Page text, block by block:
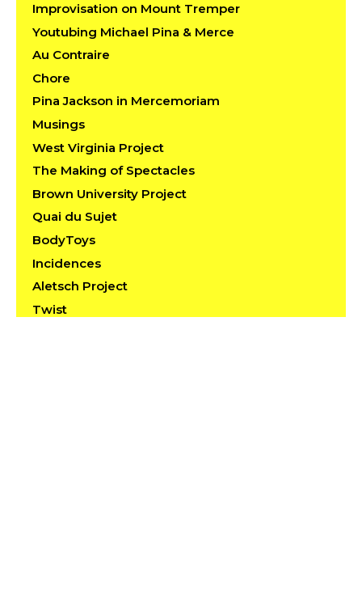
Improvisation on Mount Tremper
Youtubing Michael Pina & Merce
Au Contraire
Chore
Pina Jackson in Mercemoriam
Musings
West Virginia Project
The Making of Spectacles
Brown University Project
Quai du Sujet
BodyToys
Incidences
Aletsch Project
Twist